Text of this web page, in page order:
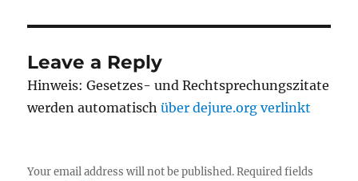
Leave a Reply
Hinweis: Gesetzes- und Rechtsprechungszitate
werden automatischüber dejure.org verlinkt
Your email address will not be published. Required fields